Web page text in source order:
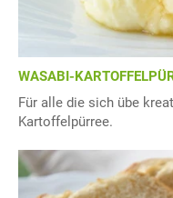
WASABI-
Für alle die sich übe
Kartoffelpürree.